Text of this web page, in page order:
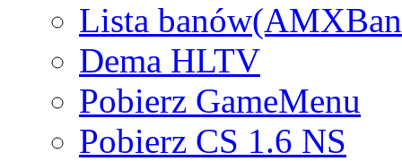
Lista
Dema HLTV
Pobierz GameMenu
Pobierz CS 1.6 NS